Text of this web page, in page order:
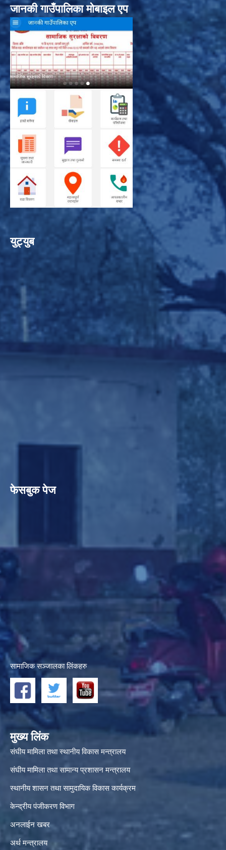
जानकी गाउँपालिका मोबाइल एप
युट्युब
फेसबुक पेज
सामाजिक सञ्जालका लिंकहरु
मुख्य लिंक
संघीय मामिला तथा स्थानीय विकास मन्त्रालय
संघीय मामिला तथा सामान्य प्रशासन मन्त्रालय
स्थानीय शासन तथा सामुदायिक विकास कार्यक्रम
केन्द्रीय पंजीकरण विभाग
अनलाईन खबर
अर्थ मन्त्रालय